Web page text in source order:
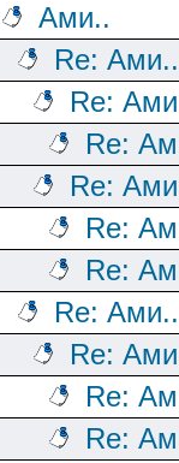
Ами..
Re: Ами..
Re:
Re:
Re:
Re:
Re:
Re: Ами..
Re:
Re:
Re: